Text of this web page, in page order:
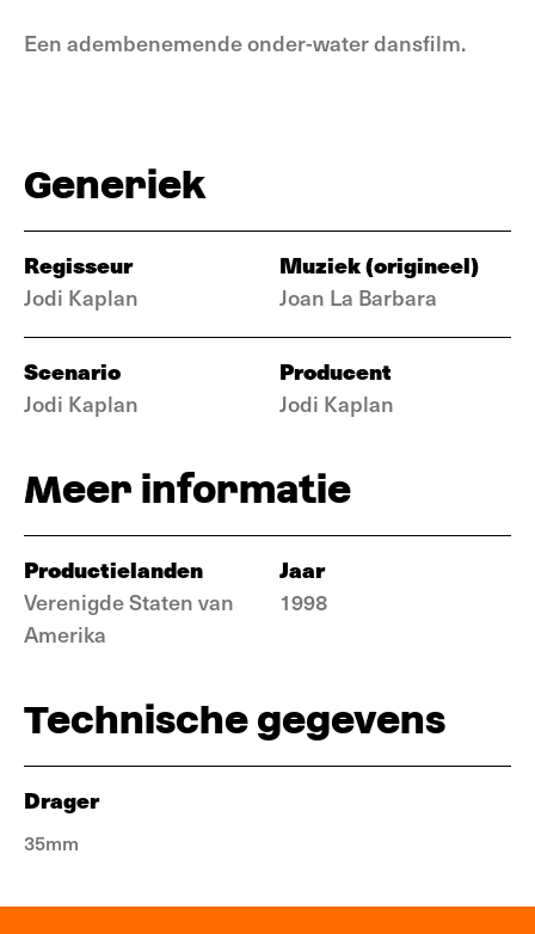
Een adembenemende onder-water dansfilm.
Generiek
Regisseur
Jodi Kaplan
Muziek (origineel)
Joan La Barbara
Scenario
Jodi Kaplan
Producent
Jodi Kaplan
Meer informatie
Productielanden
Verenigde Staten van
Amerika
Jaar
1998
Technische gegevens
Drager
35mm